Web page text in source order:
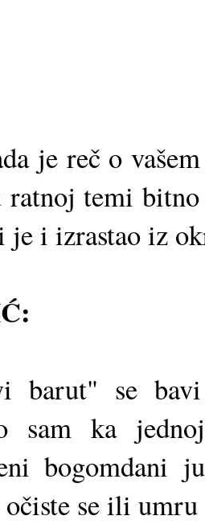
je reč o
ratnoj temi
i izrastao iz
barut" se
sam ka
bogomdani
očiste se ili